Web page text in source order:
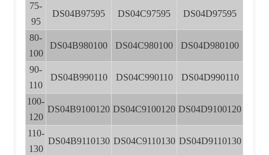
75-
95
DS04B97595 DS04C97595 DS04D97595
80-
100
DS04B980100 DS04C980100 DS04D980100
90-
110
DS04B990110 DS04C990110 DS04D990110
100-
120
DS04B9100120 DS04C9100120 DS04D9100120
110-
130
DS04B9110130 DS04C9110130 DS04D9110130